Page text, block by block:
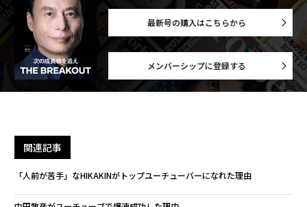
最新号の購入はこちらから
メンバーシップに登録する
関連記事
「人前が苦手」なHIKAKINがトップユーチューバーになれた理由